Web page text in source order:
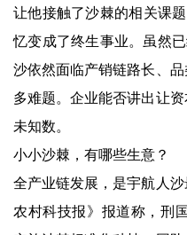
让他接触了沙棘的相关课
忆变成了终生事业。虽然
沙依然面临产销链路长、
多难题。企业能否讲出让
未知数。
小小沙棘，有哪些生意？
全产业链发展，是宇航人
农村科技报》报道称，刑